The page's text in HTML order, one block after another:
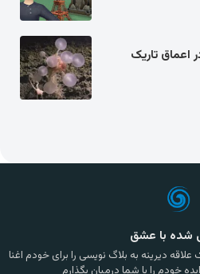
اعماق تاریک
شده با عشق
دیرینه به بلاگ نویسی را برای خودم اغنا